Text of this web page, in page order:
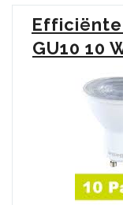
GU10 10